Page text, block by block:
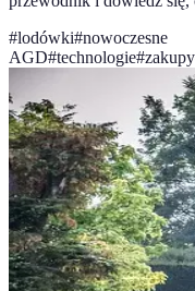
#lodówki#nowoczesne
AGD#technologie#zakupy